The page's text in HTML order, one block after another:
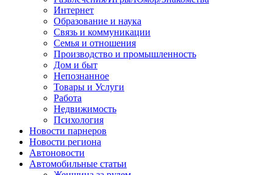
Интернет
Образование и наука
Связь и коммуникации
Семья и отношения
Производство и промышленность
Дом и быт
Непознанное
Товары и Услуги
Работа
Недвижимость
Психология
Новости парнеров
Новости региона
Автоновости
Автомобильные статьи